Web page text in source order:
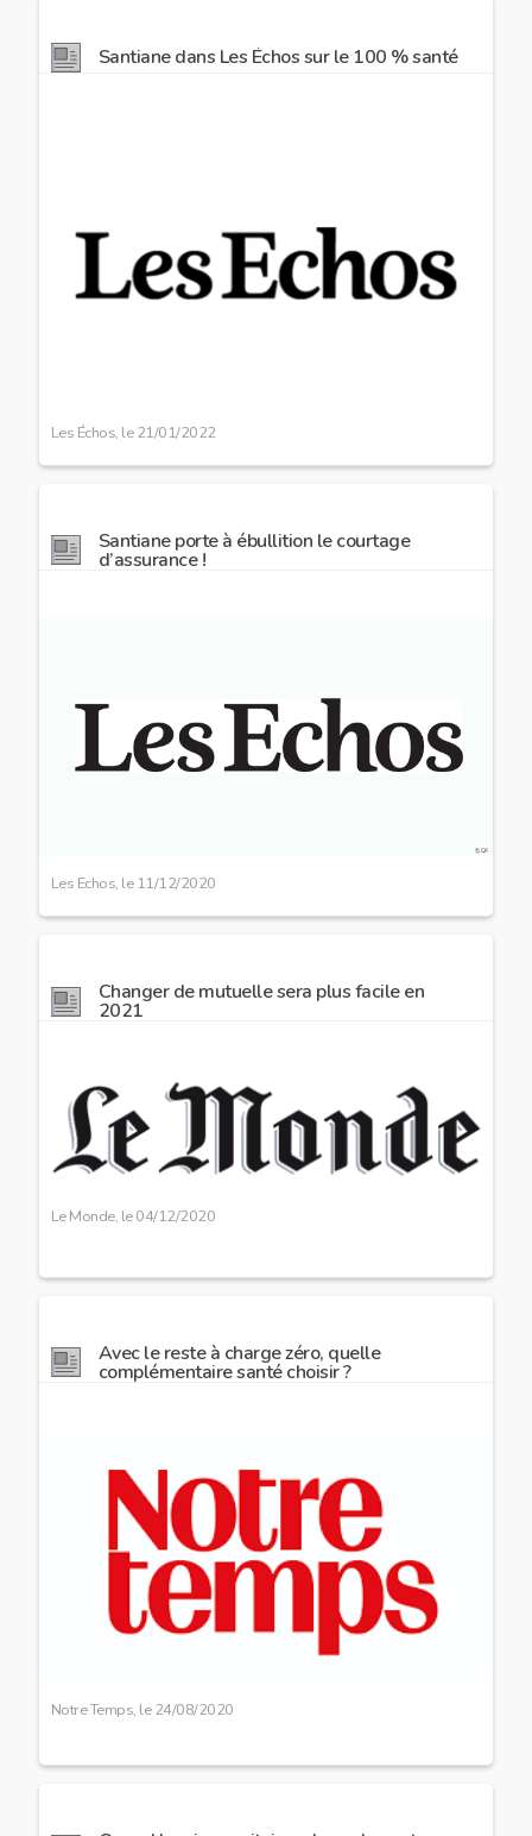
Santiane dans Les Échos sur le 100 % santé
Les Échos, le21/01/2022
Santiane porte à ébullition le courtage
d’assurance !
Les Echos, le 11/12/2020
Changer de mutuelle sera plus facile en
2021
Image
preview
Le Monde, le04/12/2020
Avec le reste à charge zéro, quelle
complémentaire santé choisir ?
Notre Temps, le24/08/2020